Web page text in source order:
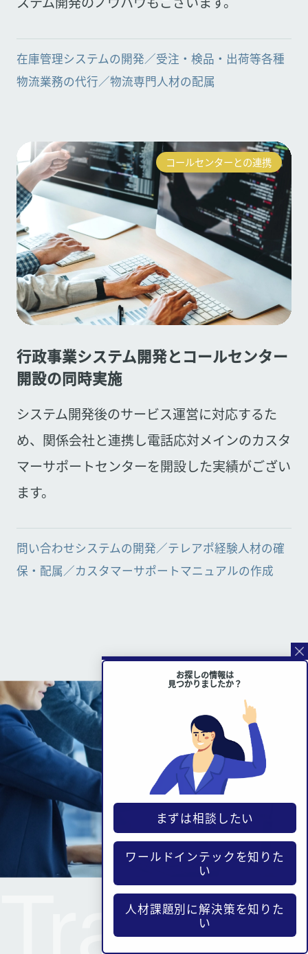
在庫管理システムの開発／受注・検品・出荷等各種
物流業務の代行／物流専門人材の配属
コールセンターとの連携
行政事業システム開発とコールセンター
開設の同時実施
システム開発後のサービス運営に対応するた
め、関係会社と連携し電話応対メインのカスタ
マーサポートセンターを開設した実績がござい
ます。
問い合わせシステムの開発／テレアポ経験人材の確
保・配属／カスタマーサポートマニュアルの作成
人材育成
お探しの情報は
見つかりましたか？
まずは相談したい
ワールドインテックを知りた
い
人材課題別に解決策を知りた
い